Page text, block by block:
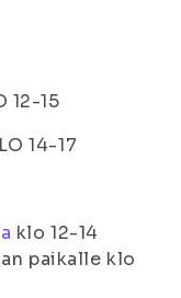
12-15
14-17
klo 12-14
paikalle klo